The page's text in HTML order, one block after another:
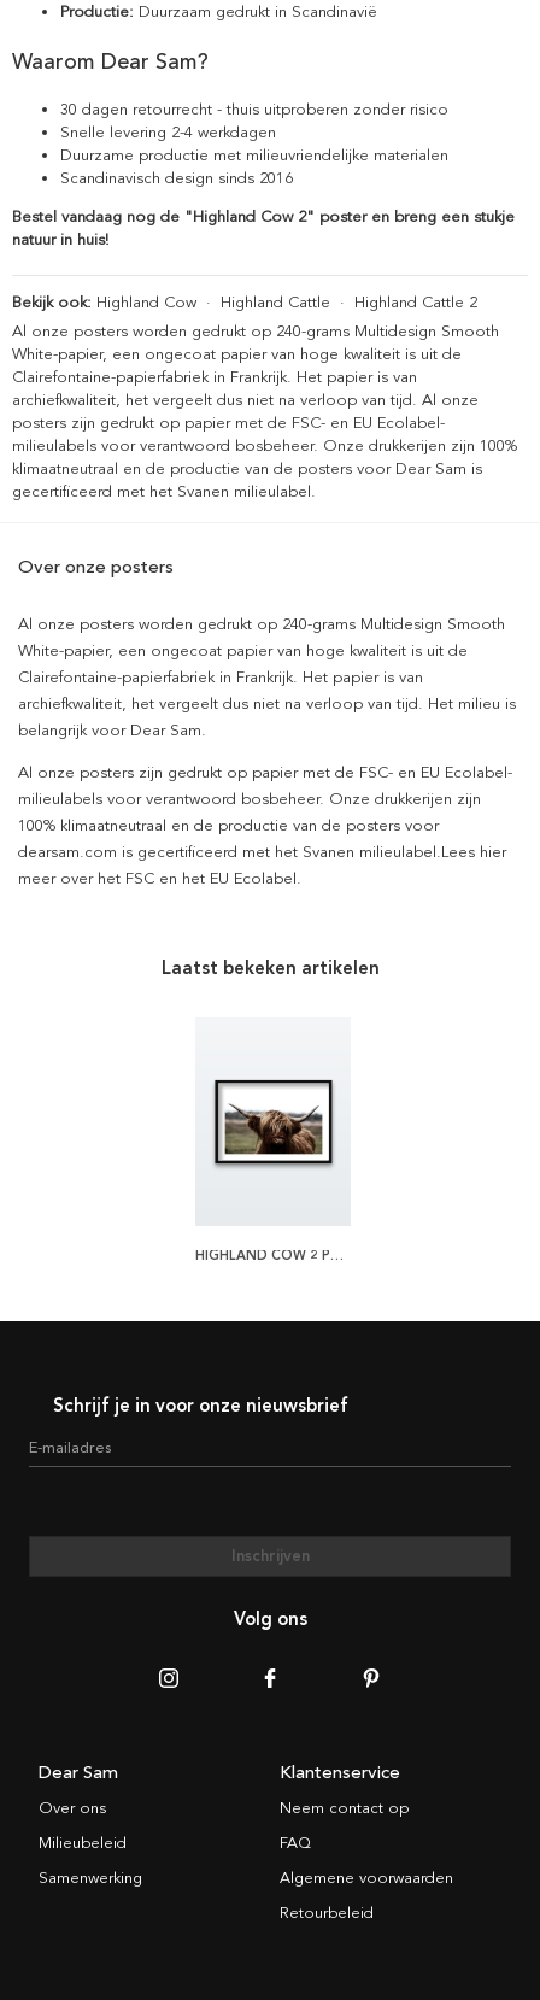
Productie: Duurzaam gedrukt in Scandinavië
Waarom Dear Sam?
30 dagen retourrecht - thuis uitproberen zonder risico
Snelle levering 2-4 werkdagen
Duurzame productie met milieuvriendelijke materialen
Scandinavisch design sinds 2016
Bestel vandaag nog de "Highland Cow 2" poster en breng een stukje
natuur in huis!
Bekijk ook: Highland Cow · Highland Cattle · Highland Cattle 2
Al onze posters worden gedrukt op 240-grams Multidesign Smooth
White-papier, een ongecoat papier van hoge kwaliteit is uit de
Clairefontaine-papierfabriek in Frankrijk. Het papier is van
archiefkwaliteit, het vergeelt dus niet na verloop van tijd. Al onze
posters zijn gedrukt op papier met de FSC- en EU Ecolabel-
milieulabels voor verantwoord bosbeheer. Onze drukkerijen zijn 100%
klimaatneutraal en de productie van de posters voor Dear Sam is
gecertificeerd met het Svanen milieulabel.
Over onze posters
Al onze posters worden gedrukt op 240-grams Multidesign Smooth
White-papier, een ongecoat papier van hoge kwaliteit is uit de
Clairefontaine-papierfabriek in Frankrijk. Het papier is van
archiefkwaliteit, het vergeelt dus niet na verloop van tijd. Het milieu is
belangrijk voor Dear Sam.
Al onze posters zijn gedrukt op papier met de FSC- en EU Ecolabel-
milieulabels voor verantwoord bosbeheer. Onze drukkerijen zijn
100% klimaatneutraal en de productie van de posters voor
dearsam.com is gecertificeerd met het Svanen milieulabel.Lees hier
meer over het FSC en het EU Ecolabel.
Laatst bekeken artikelen
HIGHLAND COW 2 POSTER
Schrijf je in voor onze nieuwsbrief
E-mailadres
Inschrijven
Volg ons
Dear Sam
Over ons
Milieubeleid
Samenwerking
Klantenservice
Neem contact op
FAQ
Algemene voorwaarden
Retourbeleid